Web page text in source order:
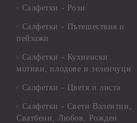
Салфетки - Рози
Салфетки - Пътешествия и
пейзажи
Салфетки - Кухненски
мотиви, плодове и зеленчуци
Салфетки - Цветя и листа
Салфетки - Свети Валентин,
Сватбени, Любов, Рожден